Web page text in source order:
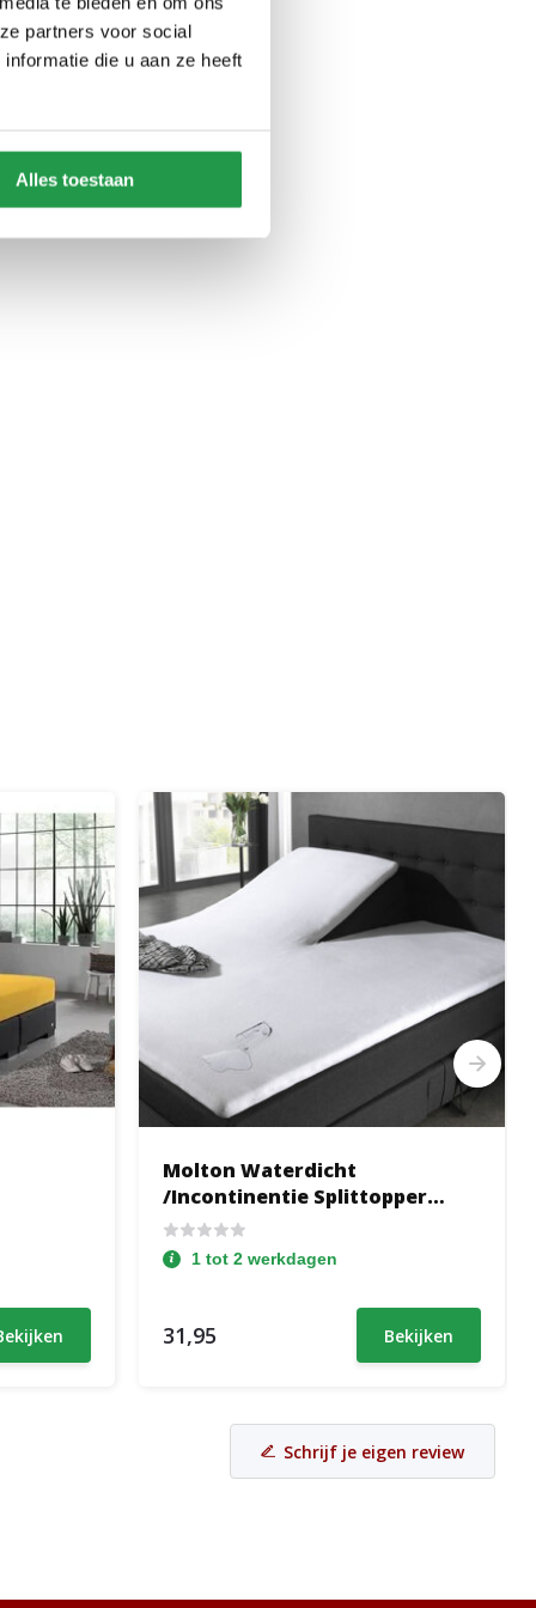
partners voor social
die u aan ze heeft
Alles toestaan
Molton Waterdicht
/Incontinentie Splittopper
Hoeslaken Wit
1 tot 2 werkdagen
31,95 Bekijken
Schrijf je eigen review